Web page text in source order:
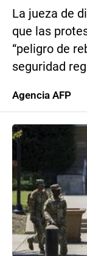
La jueza de
que las
“peligro de
seguridad
Agencia AFP